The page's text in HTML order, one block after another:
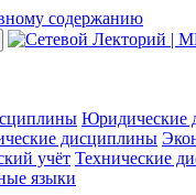
содержанию
Юридические
дисциплины
учёт Технические
языки